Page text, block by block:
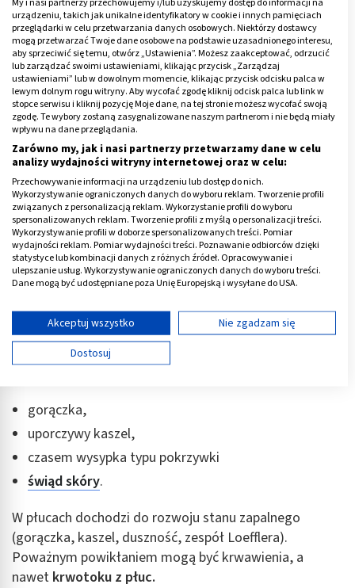
Glistnica - objawy
Na początku choroby objawy zarażenia glista ludzką
larw ginie w wątrobie, często pierwsze objawy
pozostają niezauważalne.
gorączka,
uporczywy kaszel,
czasem wysypka typu pokrzywki
świąd skóry.
W płucach dochodzi do rozwoju stanu zapalnego
(gorączka, kaszel, duszność, zespół Loefflera).
Poważnym powikłaniem mogą być krwawienia, a
nawet krwotoku z płuc.
urządzeniu, takich jak unikalne identyfikatory w cookie i innych pamięciach
przeglądarki w celu przetwarzania danych osobowych. Niektórzy dostawcy
mogą przetwarzać Twoje dane osobowe na podstawie uzasadnionego interesu,
aby sprzeciwić się temu, otwórz „Ustawienia”. Możesz zaakceptować, odrzucić
lub zarządzać swoimi ustawieniami, klikając przycisk „Zarządzaj
ustawieniami” lub w dowolnym momencie, klikając przycisk odcisku palca w
lewym dolnym rogu witryny. Aby wycofać zgodę kliknij odcisk palca lub link w
stopce serwisu i kliknij pozycję Moje dane, na tej stronie możesz wycofać swoją
zgodę. Te wybory zostaną zasygnalizowane naszym partnerom i nie będą miały
wpływu na dane przeglądania.
Zarówno my, jak i nasi partnerzy przetwarzamy dane w celu
analizy wydajności witryny internetowej oraz w celu:
Przechowywanie informacji na urządzeniu lub dostęp do nich.
Wykorzystywanie ograniczonych danych do wyboru reklam. Tworzenie profili
związanych z personalizacją reklam. Wykorzystanie profili do wyboru
spersonalizowanych reklam. Tworzenie profili z myślą o personalizacji treści.
Wykorzystywanie profili w doborze spersonalizowanych treści. Pomiar
wydajności reklam. Pomiar wydajności treści. Poznawanie odbiorców dzięki
statystyce lub kombinacji danych z różnych źródeł. Opracowywanie i
ulepszanie usług. Wykorzystywanie ograniczonych danych do wyboru treści.
Dane mogą być udostępniane poza Unię Europejską i wysyłane do USA.
Wyświetl listę partnerów (11 dostawców IAB)
Używamy Twoich danych w następujących celach:
Cele przetwarzania IAB:
Wykorzystywanie ograniczonych danych do
wyboru reklam
Tworzenie profili w celu spersonalizowanych
reklam
Wykorzystanie profili do wyboru
spersonalizowanych reklam
Tworzenie profili w celu personalizacji treści
Akceptuj wszystko
Nie zgadzam się
Dostosuj